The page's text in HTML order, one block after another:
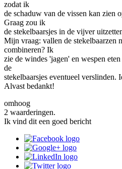
zodat ik
de schaduw van de vissen kan zien
Graag zou ik
de stekelbaarsjes in de vijver
Mijn vraag: vallen de stekelbaarzen
combineren? Ik
zie de windes 'jagen' en wespen
de
stekelbaarsjes eventueel verslinden.
Alvast bedankt!
omhoog
2 waarderingen.
Ik vind dit een goed bericht